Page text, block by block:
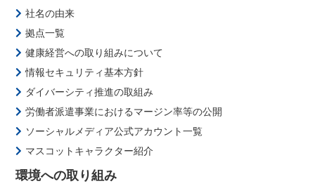
社名の由来
拠点一覧
健康経営への取り組みについて
情報セキュリティ基本方針
ダイバーシティ推進の取組み
労働者派遣事業におけるマージン率等の公開
ソーシャルメディア公式アカウント一覧
マスコットキャラクター紹介
環境への取り組み